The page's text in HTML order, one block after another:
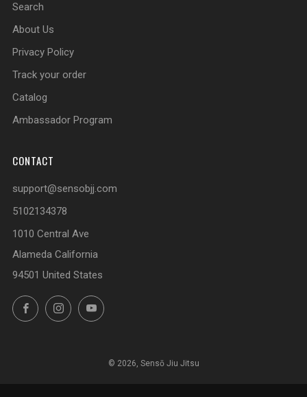
Search
About Us
Privacy Policy
Track your order
Catalog
Ambassador Program
CONTACT
support@sensobjj.com
5102134378
1010 Central Ave
Alameda California
94501 United States
FacebookInstagramYouTube
© 2026, Sensō Jiu Jitsu